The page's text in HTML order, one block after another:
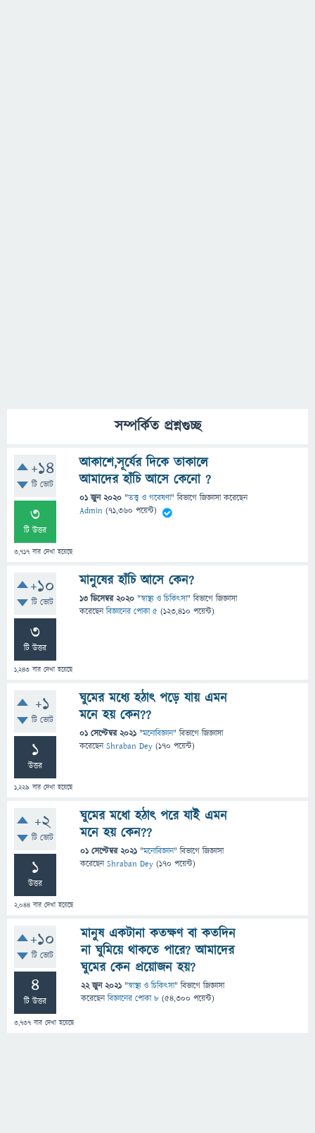
সম্পর্কিত প্রশ্নগুচ্ছ
+14
টি ভোট
3
টি উত্তর
3,717 বার দেখা হয়েছে
আকাশে,সূর্যের দিকে তাকালে
আমাদের হাঁচি আসে কেনো ?
01 জুন 2020 "তত্ত্ব ও গবেষণা" বিভাগে জিজ্ঞাসাকরেছেন
Admin (71,360 পয়েন্ট)
+10
টি ভোট
3
টি উত্তর
1,243 বার দেখা হয়েছে
মানুষের হাঁচি আসে কেন?
13 ডিসেম্বর 2020 "স্বাস্থ্য ও চিকিৎসা" বিভাগে জিজ্ঞাসা
করেছেনবিজ্ঞানের পোকা ৫ (123,410 পয়েন্ট)
+1
টি ভোট
1
উত্তর
1,229 বার দেখা হয়েছে
ঘুমের মধ্যে হঠাৎ পড়ে যায় এমন
মনে হয় কেন??
01 সেপ্টেম্বর 2021 "মনোবিজ্ঞান" বিভাগে জিজ্ঞাসা
করেছেনShraban Dey (170 পয়েন্ট)
+2
টি ভোট
1
উত্তর
2,044 বার দেখা হয়েছে
ঘুমের মধো হঠাৎ পরে যাই এমন
মনে হয় কেন??
01 সেপ্টেম্বর 2021 "মনোবিজ্ঞান" বিভাগে জিজ্ঞাসা
করেছেনShraban Dey (170 পয়েন্ট)
+10
টি ভোট
4
টি উত্তর
3,737 বার দেখা হয়েছে
মানুষ একটানা কতক্ষণ বা কতদিন
না ঘুমিয়ে থাকতে পারে? আমাদের
ঘুমের কেন প্রয়োজন হয়?
22 জুন 2021 "স্বাস্থ্য ও চিকিৎসা" বিভাগে জিজ্ঞাসা
করেছেনবিজ্ঞানের পোকা ৮ (54,300 পয়েন্ট)